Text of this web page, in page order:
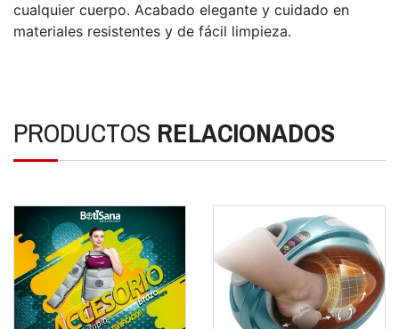
cualquier cuerpo. Acabado elegante y cuidado en
materiales resistentes y de fácil limpieza.
PRODUCTOS RELACIONADOS